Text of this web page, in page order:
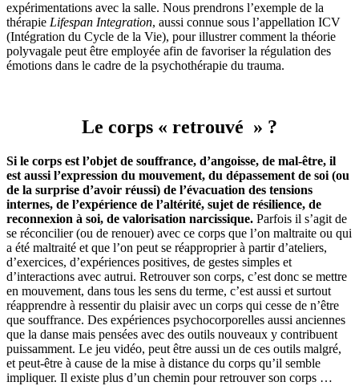
expérimentations avec la salle. Nous prendrons l’exemple de la
thérapie Lifespan Integration, aussi connue sous l’appellation ICV
(Intégration du Cycle de la Vie), pour illustrer comment la théorie
polyvagale peut être employée afin de favoriser la régulation des
émotions dans le cadre de la psychothérapie du trauma.
Le corps « retrouvé » ?
Si le corps est l’objet de souffrance, d’angoisse, de mal-être, il
est aussi l’expression du mouvement, du dépassement de soi (ou
de la surprise d’avoir réussi) de l’évacuation des tensions
internes, de l’expérience de l’altérité, sujet de résilience, de
reconnexion à soi, de valorisation narcissique. Parfois il s’agit de
se réconcilier (ou de renouer) avec ce corps que l’on maltraite ou qui
a été maltraité et que l’on peut se réapproprier à partir d’ateliers,
d’exercices, d’expériences positives, de gestes simples et
d’interactions avec autrui. Retrouver son corps, c’est donc se mettre
en mouvement, dans tous les sens du terme, c’est aussi et surtout
réapprendre à ressentir du plaisir avec un corps qui cesse de n’être
que souffrance. Des expériences psychocorporelles aussi anciennes
que la danse mais pensées avec des outils nouveaux y contribuent
puissamment. Le jeu vidéo, peut être aussi un de ces outils malgré,
et peut-être à cause de la mise à distance du corps qu’il semble
impliquer. Il existe plus d’un chemin pour retrouver son corps …